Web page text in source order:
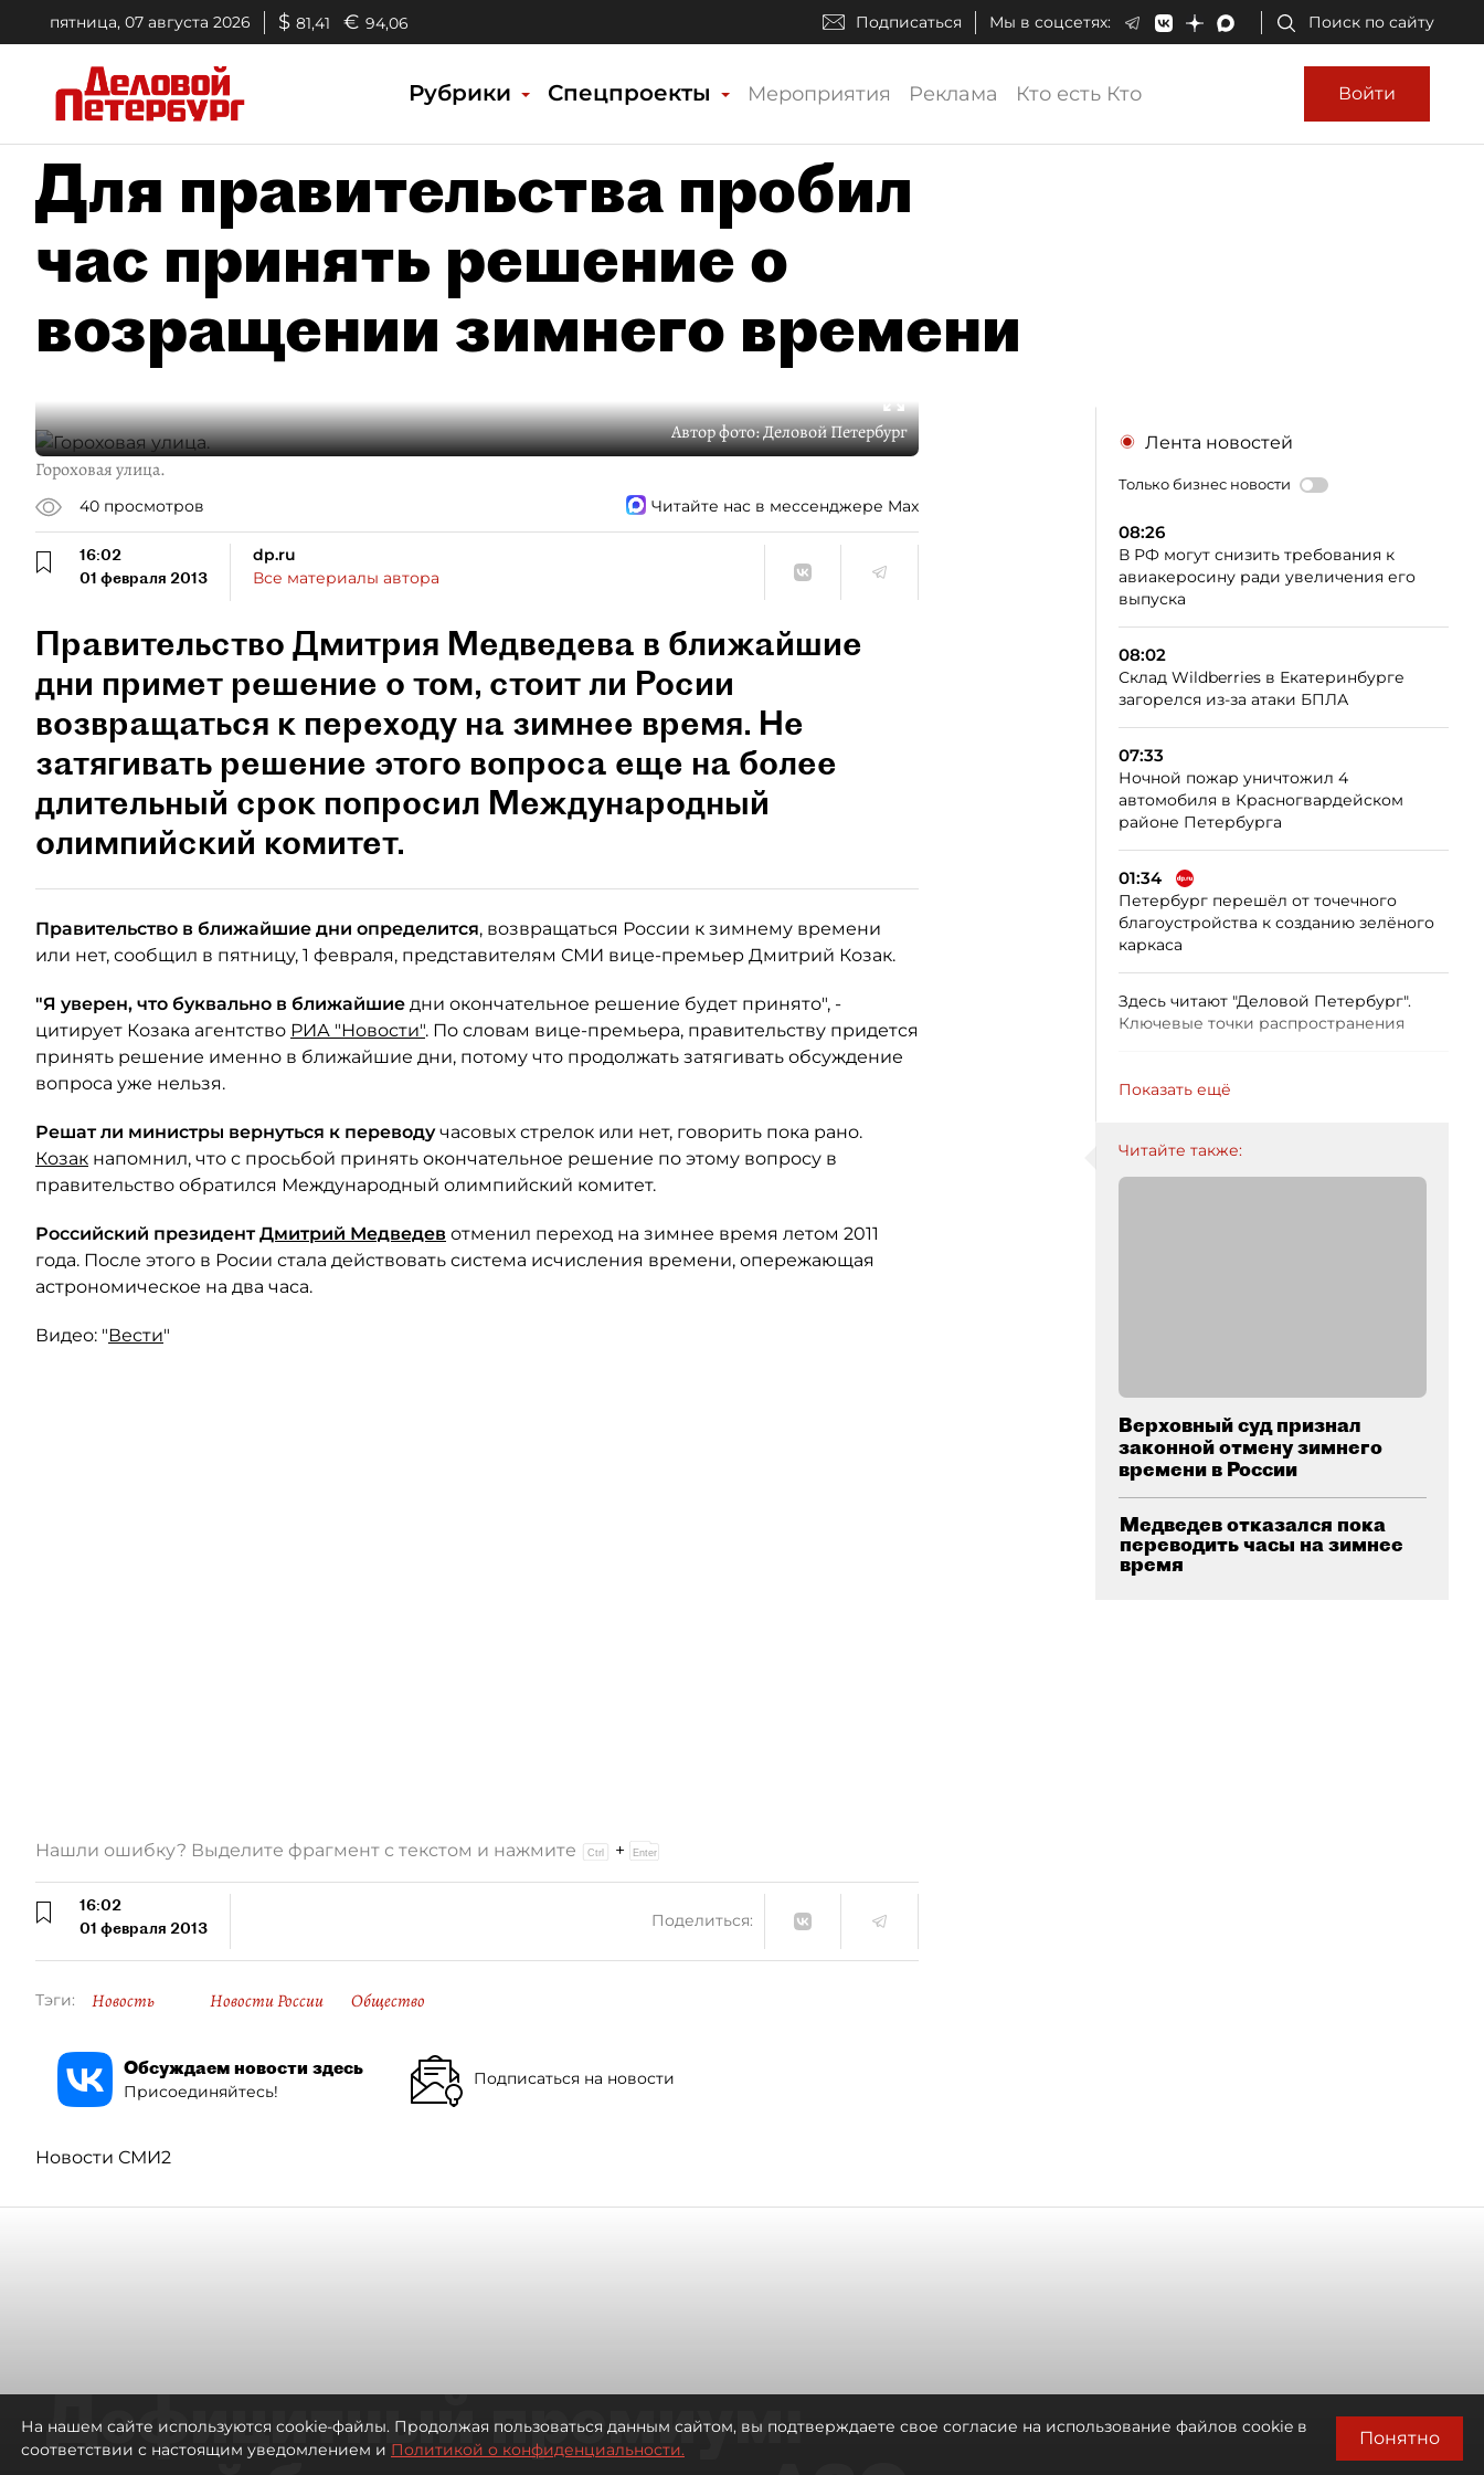
пятница, 07 августа 2026 $ 81,41 € 94,06 Подписаться Мы в соцсетях: Поиск по сайту
Рубрики Спецпроекты Мероприятия Реклама Кто есть Кто Войти
Для правительства пробил
час принять решение о
возращении зимнего времени
Автор фото:Деловой Петербург
Гороховая улица.
40 просмотров Читайте нас в мессенджере Max
16:02
01 февраля 2013
dp.ru
Все материалы автора
Правительство Дмитрия Медведева в ближайшие
дни примет решение о том, стоит ли Росии
возвращаться к переходу на зимнее время. Не
затягивать решение этого вопроса еще на более
длительный срок попросил Международный
олимпийский комитет.
Правительство в ближайшие дни определится, возвращаться России к зимнему времени
или нет, сообщил в пятницу, 1 февраля, представителям СМИ вице-премьер Дмитрий Козак.
"Я уверен, что буквально в ближайшие дни окончательное решение будет принято", -
цитирует Козака агентство РИА "Новости". По словам вице-премьера, правительству придется
принять решение именно в ближайшие дни, потому что продолжать затягивать обсуждение
вопроса уже нельзя.
Решат ли министры вернуться к переводучасовых стрелок или нет, говорить пока рано.
Козак напомнил, что с просьбой принять окончательное решение по этому вопросу в
правительство обратился Международный олимпийский комитет.
Российский президентДмитрий Медведев отменил переход на зимнее время летом 2011
года. После этого в Росии стала действовать система исчисления времени, опережающая
астрономическое на два часа.
Видео: "Вести"
Лента новостей
Только бизнес новости
08:26
В РФ могут снизить требования к
авиакеросину ради увеличения его
выпуска
08:02
Склад Wildberries в Екатеринбурге
загорелся из-за атаки БПЛА
07:33
Ночной пожар уничтожил 4
автомобиля в Красногвардейском
районе Петербурга
01:34
Петербург перешёл от точечного
благоустройства к созданию зелёного
каркаса
Здесь читают "Деловой Петербург".
Ключевые точки распространения
Показать ещё
Читайте также:
Верховный суд признал
законной отмену зимнего
времени в России
Медведев отказался пока
переводить часы на зимнее
время
Нашли ошибку? Выделите фрагмент с текстом и нажмите +
16:02
01 февраля 2013
Поделиться:
Тэги: Новость Новости России Общество
Обсуждаем новости здесь
Присоединяйтесь!
Подписаться на новости
Новости СМИ2
Дефицитный премиум:
На нашем сайте используются cookie-файлы. Продолжая пользоваться данным сайтом, вы подтверждаете свое согласие на использование файлов cookie в
соответствии с настоящим уведомлением и Политикой о конфиденциальности.
Понятно